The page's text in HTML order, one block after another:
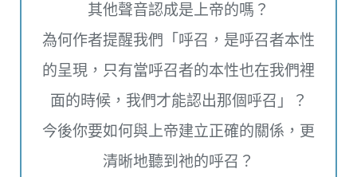
其他聲音認成是上帝的嗎？
為何作者提醒我們「呼召，是呼召者本性
的呈現，只有當呼召者的本性也在我們裡
面的時候，我們才能認出那個呼召」？
今後你要如何與上帝建立正確的關係，更
清晰地聽到祂的呼召？